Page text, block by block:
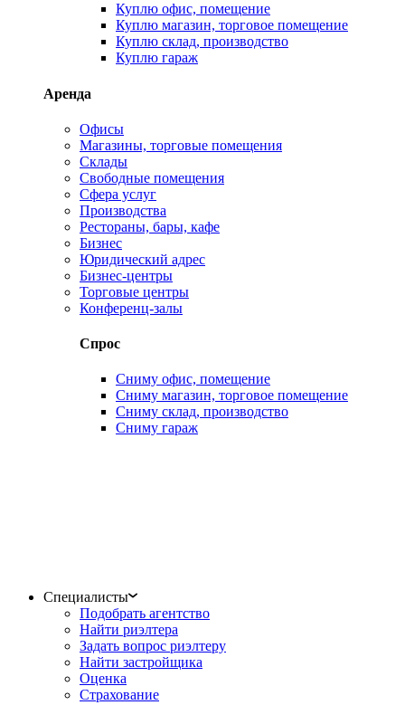
Куплю офис, помещение
Куплю магазин, торговое помещение
Куплю склад, производство
Куплю гараж
Аренда
Офисы
Магазины, торговые помещения
Склады
Свободные помещения
Сфера услуг
Производства
Рестораны, бары, кафе
Бизнес
Юридический адрес
Бизнес-центры
Торговые центры
Конференц-залы
Спрос
Сниму офис, помещение
Сниму магазин, торговое помещение
Сниму склад, производство
Сниму гараж
Специалисты
Подобрать агентство
Найти риэлтера
Задать вопрос риэлтеру
Найти застройщика
Оценка
Страхование